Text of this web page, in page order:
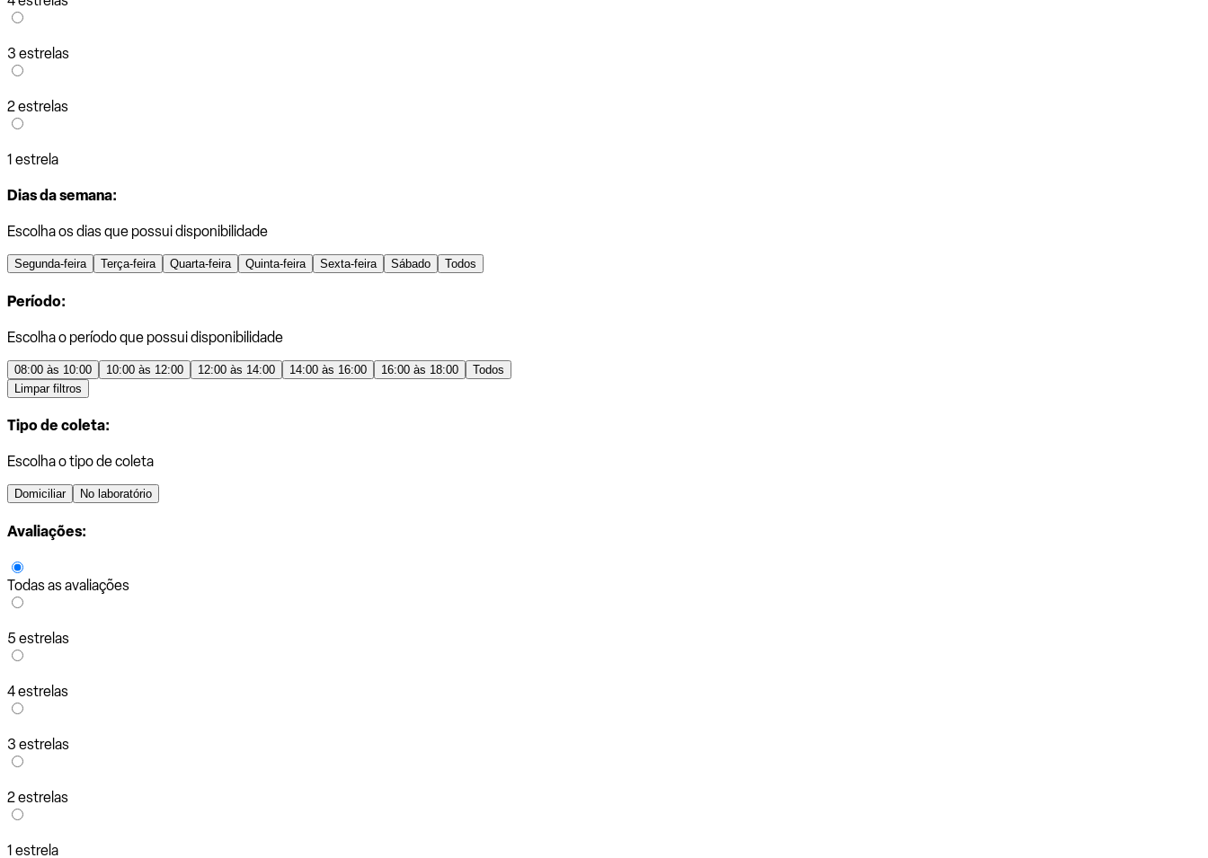
3 estrelas
2 estrelas
1 estrela
Dias da semana:
Escolha os dias que possui disponibilidade
Segunda-feira Terça-feira Quarta-feira Quinta-feira Sexta-feira Sábado Todos
Período:
Escolha o período que possui disponibilidade
08:00 às 10:00 10:00 às 12:00 12:00 às 14:00 14:00 às 16:00 16:00 às 18:00
Todos
Limpar filtros
Tipo de coleta:
Escolha o tipo de coleta
Domiciliar No laboratório
Avaliações:
Todas as avaliações
5 estrelas
4 estrelas
3 estrelas
2 estrelas
1 estrela